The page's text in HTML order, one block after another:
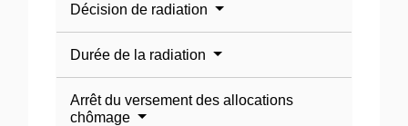
Décision de radiation
Durée de la radiation
Arrêt du versement des allocations
chômage